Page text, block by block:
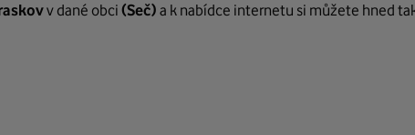
v dané obci (Seč) a k nabídce internetu si můžete hned